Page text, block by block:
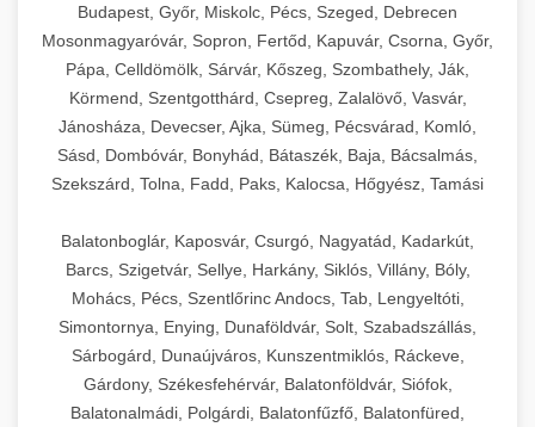
Budapest, Győr, Miskolc, Pécs, Szeged, Debrecen
Mosonmagyaróvár, Sopron, Fertőd, Kapuvár, Csorna, Győr,
Pápa, Celldömölk, Sárvár, Kőszeg, Szombathely, Ják,
Körmend, Szentgotthárd, Csepreg, Zalalövő, Vasvár,
Jánosháza, Devecser, Ajka, Sümeg, Pécsvárad, Komló,
Sásd, Dombóvár, Bonyhád, Bátaszék, Baja, Bácsalmás,
Szekszárd, Tolna, Fadd, Paks, Kalocsa, Hőgyész, Tamási
Balatonboglár, Kaposvár, Csurgó, Nagyatád, Kadarkút,
Barcs, Szigetvár, Sellye, Harkány, Siklós, Villány, Bóly,
Mohács, Pécs, Szentlőrinc Andocs, Tab, Lengyeltóti,
Simontornya, Enying, Dunaföldvár, Solt, Szabadszállás,
Sárbogárd, Dunaújváros, Kunszentmiklós, Ráckeve,
Gárdony, Székesfehérvár, Balatonföldvár, Siófok,
Balatonalmádi, Polgárdi, Balatonfűzfő, Balatonfüred,